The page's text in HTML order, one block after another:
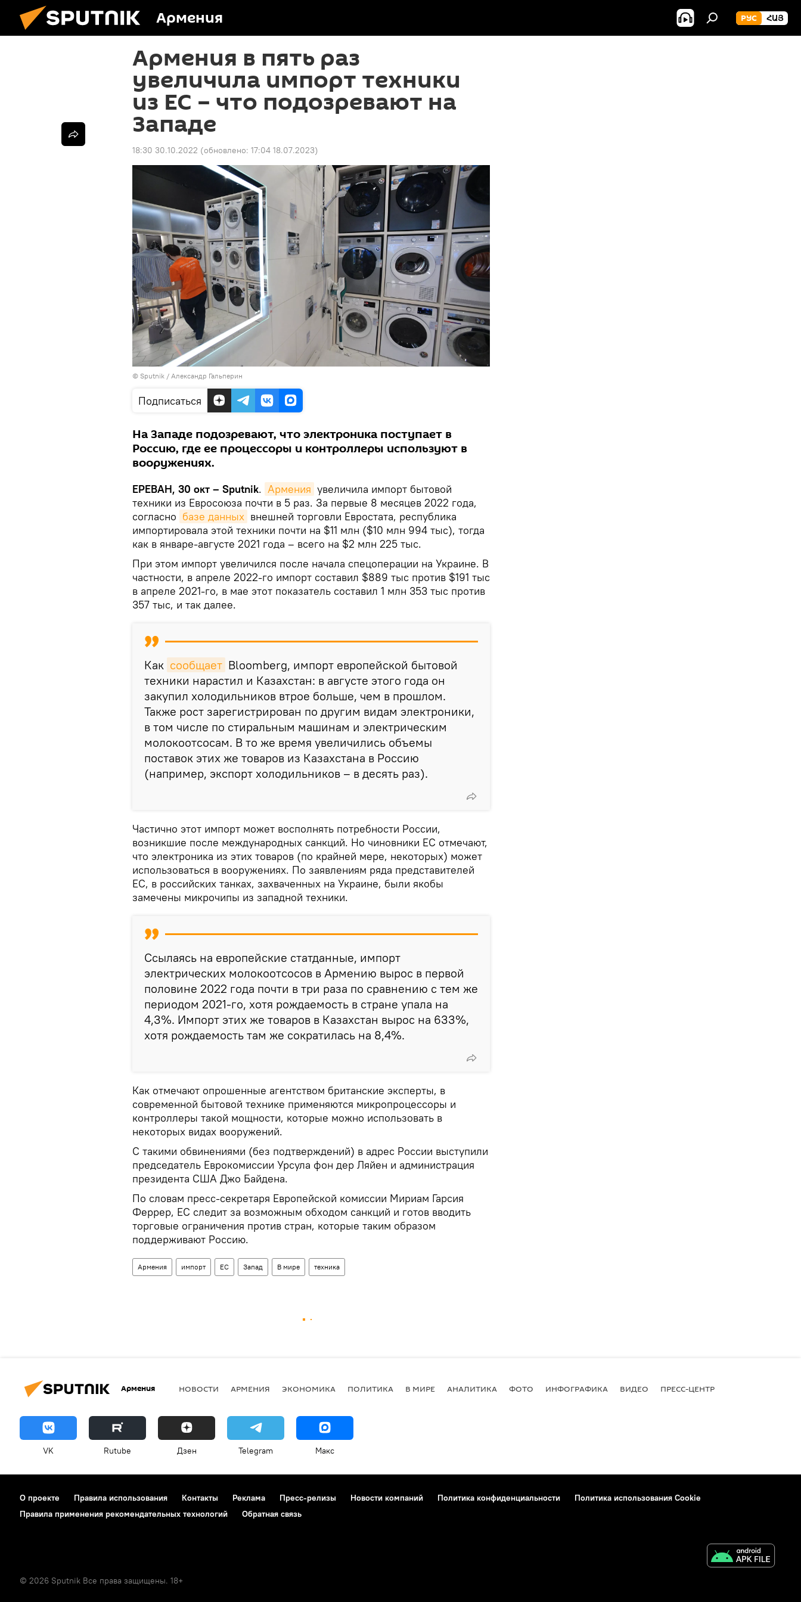
Армения РУС ՀԱՅ
Армения в пять раз
увеличила импорт техники
из ЕС – что подозревают на
Западе
18:30 30.10.2022 (обновлено: 17:04 18.07.2023)
© Sputnik / Александр Гальперин
Подписаться
На Западе подозревают, что электроника поступает в
Россию, где ее процессоры и контроллеры используют в
вооружениях.
ЕРЕВАН, 30 окт – Sputnik. Армения увеличила импорт бытовой
техники из Евросоюза почти в 5 раз. За первые 8 месяцев 2022 года,
согласно базе данных внешней торговли Евростата, республика
импортировала этой техники почти на $11 млн ($10 млн 994 тыс), тогда
как в январе-августе 2021 года – всего на $2 млн 225 тыс.
При этом импорт увеличился после начала спецоперации на Украине. В
частности, в апреле 2022-го импорт составил $889 тыс против $191 тыс
в апреле 2021-го, в мае этот показатель составил 1 млн 353 тыс против
357 тыс, и так далее.
Как сообщает Bloomberg, импорт европейской бытовой
техники нарастил и Казахстан: в августе этого года он
закупил холодильников втрое больше, чем в прошлом.
Также рост зарегистрирован по другим видам электроники,
в том числе по стиральным машинам и электрическим
молокоотсосам. В то же время увеличились объемы
поставок этих же товаров из Казахстана в Россию
(например, экспорт холодильников – в десять раз).
Частично этот импорт может восполнять потребности России,
возникшие после международных санкций. Но чиновники ЕС отмечают,
что электроника из этих товаров (по крайней мере, некоторых) может
использоваться в вооружениях. По заявлениям ряда представителей
ЕС, в российских танках, захваченных на Украине, были якобы
замечены микрочипы из западной техники.
Ссылаясь на европейские статданные, импорт
электрических молокоотсосов в Армению вырос в первой
половине 2022 года почти в три раза по сравнению с тем же
периодом 2021-го, хотя рождаемость в стране упала на
4,3%. Импорт этих же товаров в Казахстан вырос на 633%,
хотя рождаемость там же сократилась на 8,4%.
Как отмечают опрошенные агентством британские эксперты, в
современной бытовой технике применяются микропроцессоры и
контроллеры такой мощности, которые можно использовать в
некоторых видах вооружений.
С такими обвинениями (без подтверждений) в адрес России выступили
председатель Еврокомиссии Урсула фон дер Ляйен и администрация
президента США Джо Байдена.
По словам пресс-секретаря Европейской комиссии Мириам Гарсия
Феррер, ЕС следит за возможным обходом санкций и готов вводить
торговые ограничения против стран, которые таким образом
поддерживают Россию.
Армения импорт ЕС Запад В мире техника
Армения НОВОСТИ АРМЕНИЯ ЭКОНОМИКА ПОЛИТИКА В МИРЕ АНАЛИТИКА ФОТО ИНФОГРАФИКА ВИДЕО ПРЕСС-ЦЕНТР
VK Rutube Дзен Telegram Макс
О проекте Правила использования Контакты Реклама Пресс-релизы Новости компаний Политика конфиденциальности
Политика использования Cookie
Правила применения рекомендательных технологий
Обратная связь
© 2026 Sputnik Все права защищены. 18+